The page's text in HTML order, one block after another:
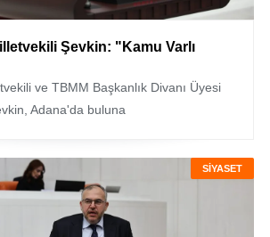
Şevkin: "Kamu Varlı
ve TBMM Başkanlık Divanı Üyesi
Adana'da buluna
SİYASET